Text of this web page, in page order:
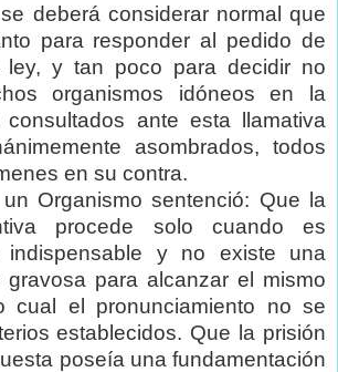
deberá considerar normal que
para responder al pedido de
ley, y tan poco para decidir no
organismos idóneos en la
consultados ante esta llamativa
asombrados, todos
en su contra.
Organismo sentenció: Que la
procede solo cuando es
indispensable y no existe una
gravosa para alcanzar el mismo
cual el pronunciamiento no se
establecidos. Que la prisión
poseía una fundamentación